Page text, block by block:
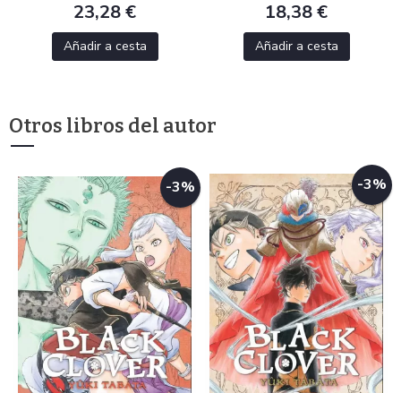
23,28 €
Añadir a cesta
18,38 €
Añadir a cesta
Otros libros del autor
-3% -3%